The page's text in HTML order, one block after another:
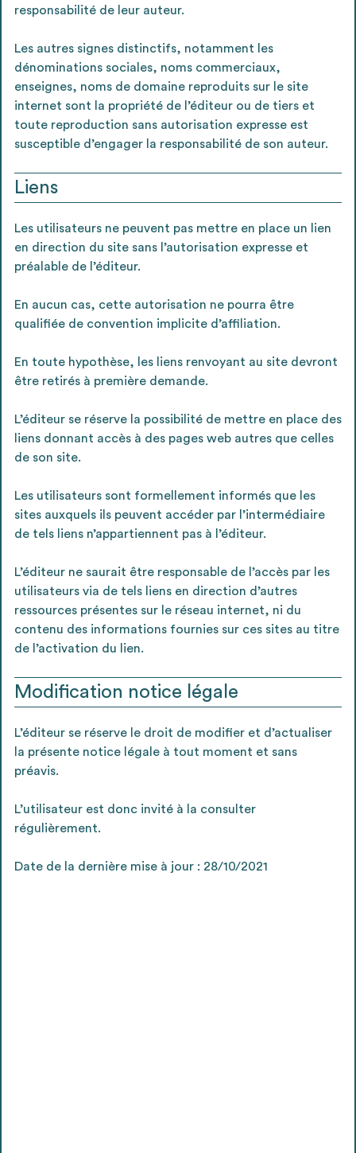
responsabilité de leur auteur.
Les autres signes distinctifs, notamment les
dénominations sociales, noms commerciaux,
enseignes, noms de domaine reproduits sur le site
internet sont la propriété de l’éditeur ou de tiers et
toute reproduction sans autorisation expresse est
susceptible d’engager la responsabilité de son auteur.
Liens
Les utilisateurs ne peuvent pas mettre en place un lien
en direction du site sans l’autorisation expresse et
préalable de l’éditeur.
En aucun cas, cette autorisation ne pourra être
qualifiée de convention implicite d’affiliation.
En toute hypothèse, les liens renvoyant au site devront
être retirés à première demande.
L’éditeur se réserve la possibilité de mettre en place des
liens donnant accès à des pages web autres que celles
de son site.
Les utilisateurs sont formellement informés que les
sites auxquels ils peuvent accéder par l’intermédiaire
de tels liens n’appartiennent pas à l’éditeur.
L’éditeur ne saurait être responsable de l’accès par les
utilisateurs via de tels liens en direction d’autres
ressources présentes sur le réseau internet, ni du
contenu des informations fournies sur ces sites au titre
de l’activation du lien.
Modification notice légale
L’éditeur se réserve le droit de modifier et d’actualiser
la présente notice légale à tout moment et sans
préavis.
L’utilisateur est donc invité à la consulter
régulièrement.
Date de la dernière mise à jour : 28/10/2021